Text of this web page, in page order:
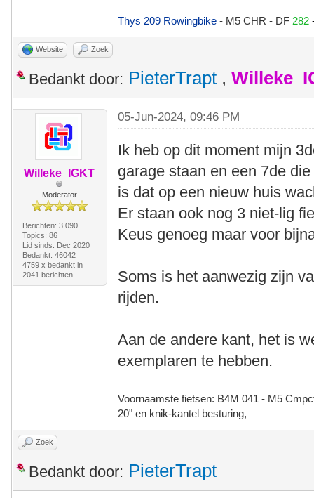
Thys 209 Rowingbike- M5 CHR - DF 282
Website Zoek
Bedankt door: PieterTrapt ,
Willeke_IGKT
Moderator
Berichten: 3.090
Topics: 86
Lid sinds: Dec 2020
Bedankt: 46042
4759 x bedankt in
2041 berichten
05-Jun-2024, 09:46 PM
Ik heb op dit moment mijn
garage staan en een 7de
is dat op een nieuw huis
Er staan ook nog 3 niet-lig
Keus genoeg maar voor
Soms is het aanwezig zijn
rijden.
Aan de andere kant, het is
exemplaren te hebben.
Voornaamste fietsen: B4M 041 - M5
20" en knik-kantel besturing,
Zoek
Bedankt door: PieterTrapt